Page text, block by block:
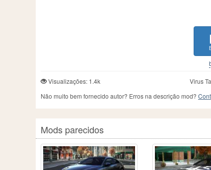
Visualizações: 1.4k Virus
Não muito bem fornecido autor? Erros na descrição mod?
Mods parecidos